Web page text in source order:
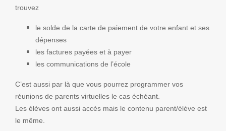
trouvez
le solde de la carte de paiement de votre enfant et ses
dépenses
les factures payées et à payer
les communications de l’école
C’est aussi par là que vous pourrez programmer vos
réunions de parents virtuelles le cas échéant.
Les élèves ont aussi accès mais le contenu parent/élève est
le même.